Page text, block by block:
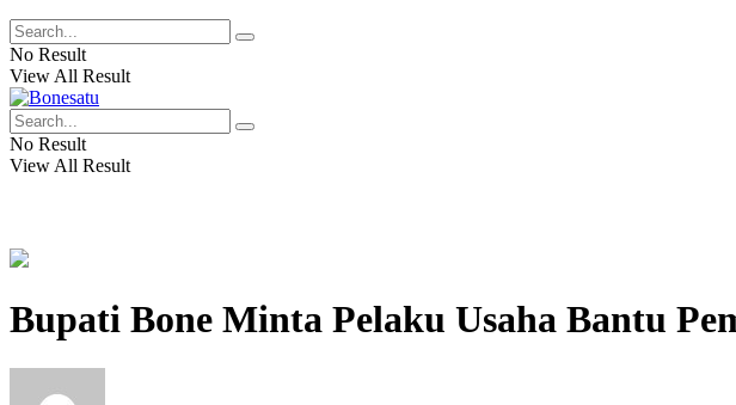
No Result
View All Result
No Result
View All Result
Bupati Bone Minta Pelaku Usaha Bantu